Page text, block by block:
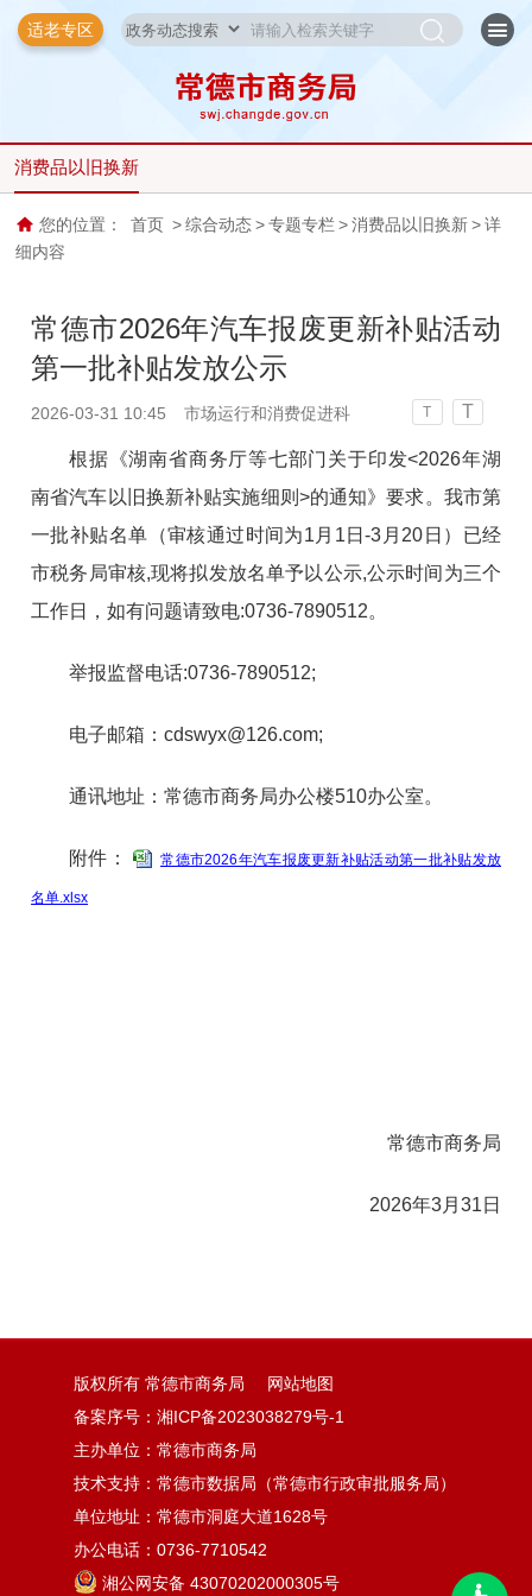
适老专区
消费品以旧换新
您的位置： 首页 > 综合动态 > 专题专栏 > 消费品以旧换新 > 详
细内容
常德市2026年汽车报废更新补贴活动
第一批补贴发放公示
2026-03-31 10:45 市场运行和消费促进科 T T
根据《湖南省商务厅等七部门关于印发<2026年湖
南省汽车以旧换新补贴实施细则>的通知》要求。我市第
一批补贴名单（审核通过时间为1月1日-3月20日）已经
市税务局审核,现将拟发放名单予以公示,公示时间为三个
工作日，如有问题请致电:0736-7890512。
举报监督电话:0736-7890512;
电子邮箱：cdswyx@126.com;
通讯地址：常德市商务局办公楼510办公室。
附件： 常德市2026年汽车报废更新补贴活动第一批补贴发放
名单.xlsx
常德市商务局
2026年3月31日
版权所有 常德市商务局
网站地图
备案序号： 湘ICP备2023038279号-1
主办单位：常德市商务局
技术支持：常德市数据局（常德市行政审批服务局）
单位地址：常德市洞庭大道1628号
办公电话：0736-7710542
湘公网安备 43070202000305号